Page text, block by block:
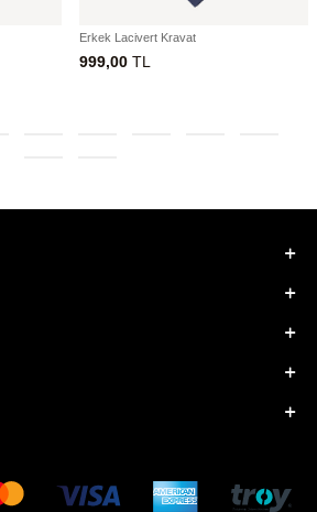
Erkek Lacivert Kravat
999,00 TL